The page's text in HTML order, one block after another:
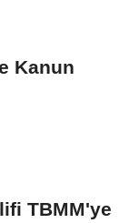
Kanun
TBMM'ye